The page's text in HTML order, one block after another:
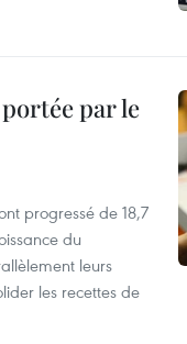
portée par le
progressé de 18,7
du
leurs
les recettes de